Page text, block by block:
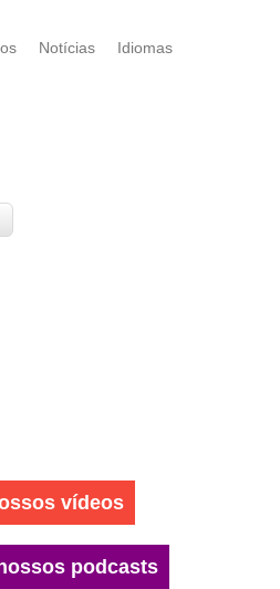
Notícias Idiomas
vídeos
podcasts